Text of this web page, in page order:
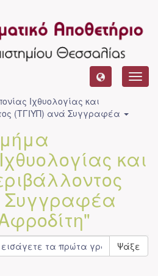
Ιχθυολογίας και
(ΤΓΙΥΠ) ανά Συγγραφέα
και
Συγγραφέα
Ψάξε